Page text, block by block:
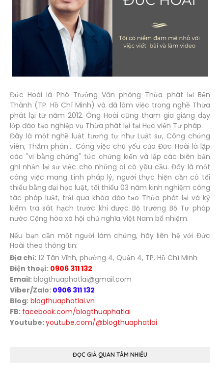
Đức Hoài là Phó Trưởng Văn phòng Thừa phát lại Bến
Thành (TP. Hồ Chí Minh) và đã làm việc trong nghề Thừa
phát lại từ năm 2012. Ông Hoài cũng tham gia giảng dạy
lớp đào tạo nghiệp vụ Thừa phát lại tại Học viện Tư pháp.
Đây là một nghề luật tương tự như Luật sư, Công chứng
viên, Thẩm phán... Công việc chủ yếu của Đức Hoài là lập
các "vi bằng chứng" tức chứng kiến và lập các biên bản
ghi nhận lại sự việc cho những ai có yêu cầu. Đây là một
công việc mang tính pháp lý, người thực hiện cần có tối
thiểu bằng đại học luật, tối thiểu 03 năm kinh nghiệm công
tác pháp luật, trải qua khóa đào tạo Thừa phát lại và kỳ
kiểm tra sát hạch trước khi được Bộ trưởng Bộ Tư pháp
nước Cộng hòa xã hội chủ nghĩa Việt Nam bổ nhiệm.
Nếu bạn cần một người làm chứng, hãy liên hệ với Đức
Hoài theo thông tin:
Địa chỉ: 12 Tân Vĩnh, phường 4, Quận 4, TP. Hồ Chí Minh
Điện thoại: 0906 311 132
Email:blogthuaphatlai@gmail.com
Viber/Zalo: 0906 311 132
Blog: blogthuaphatlai.vn
FB: facebook.com/blogthuaphatlai
Youtube:youtube.com/@blogthuaphatlai
ĐỌC GIẢ QUAN TÂM NHIỀU